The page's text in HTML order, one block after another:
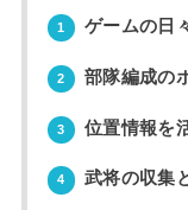
1 ゲームの日
2 部隊編成の
3 位置情報を
4 武将の収集